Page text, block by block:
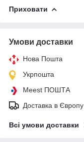
Приховати
Умови доставки
Нова Пошта
Укрпошта
Meest ПОШТА
Доставка в Європу
Всі умови доставки